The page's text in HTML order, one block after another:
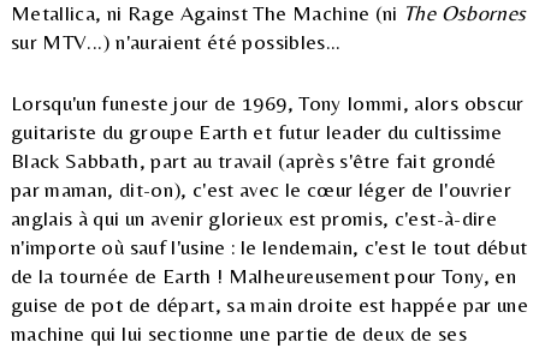
Metallica, ni Rage Against The Machine (ni The Osbornes
sur MTV...) n'auraient été possibles...
Lorsqu'un funeste jour de 1969, Tony Iommi, alors obscur
guitariste du groupe Earth et futur leader du cultissime
Black Sabbath, part au travail (après s'être fait grondé
par maman, dit-on), c'est avec le cœur léger de l'ouvrier
anglais à qui un avenir glorieux est promis, c'est-à-dire
n'importe où sauf l'usine : le lendemain, c'est le tout début
de la tournée de Earth ! Malheureusement pour Tony, en
guise de pot de départ, sa main droite est happée par une
machine qui lui sectionne une partie de deux de ses